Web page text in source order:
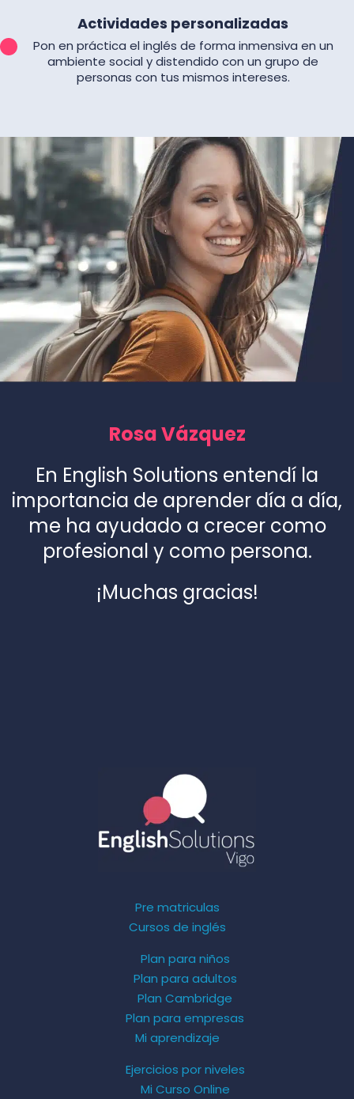
Actividades personalizadas
Pon en práctica el inglés de forma inmensiva en un
ambiente social y distendido con un grupo de
personas con tus mismos intereses.
Rosa Vázquez
En English Solutions entendí la
importancia de aprender día a día,
me ha ayudado a crecer como
profesional y como persona.
¡Muchas gracias!
Pre matriculas
Cursos de inglés
Plan para niños
Plan para adultos
Plan Cambridge
Plan para empresas
Mi aprendizaje
Ejercicios por niveles
Mi Curso Online